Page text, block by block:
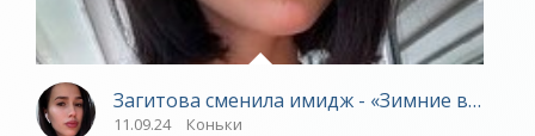
Загитова сменила имидж - «Зимние виды»
11.09.24 Коньки